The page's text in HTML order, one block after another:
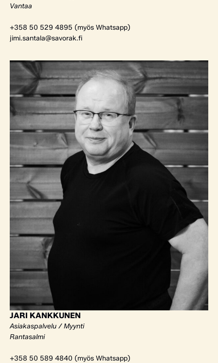
Vantaa
+358 50 529 4895 (myös Whatsapp)
jimi.santala@savorak.fi
JARI KANKKUNEN
Asiakaspalvelu / Myynti
Rantasalmi
+358 50 589 4840 (myös Whatsapp)